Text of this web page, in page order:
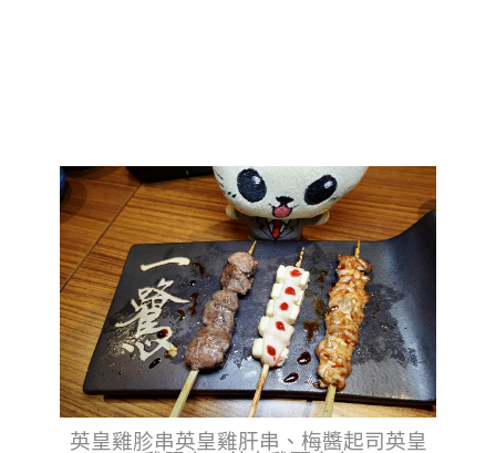
英皇雞胗串英皇雞肝串、梅醬起司英皇